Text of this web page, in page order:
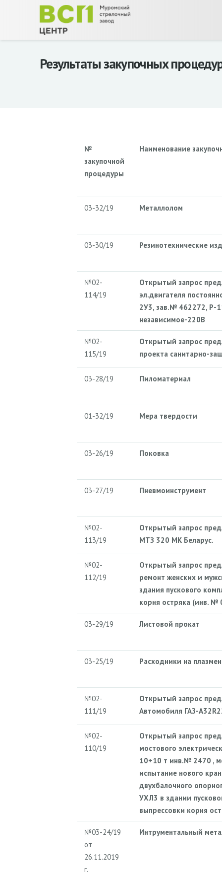
Результаты закупочных
№
закупочной
процедуры
Наименование
03-32/19 Металлолом
03-30/19 Резинотехнические
№02-
114/19
Открытый запрос
эл.двигателя
2У3, зав.№ 462272, Р-
независимое-220В
№02-
115/19
Открытый запрос
проекта санитарно-
03-28/19 Пиломатериал
01-32/19 Мера твердости
03-26/19 Поковка
03-27/19 Пневмоинструмент
№02-
113/19
Открытый запрос
МТЗ 320 МК Беларус.
№02-
112/19
Открытый запрос
ремонт женских и
здания пускового
корня остряка (инв.
03-29/19 Листовой прокат
03-25/19 Расходники на
№02-
111/19
Открытый запрос
Автомобиля ГАЗ-
№02-
110/19
Открытый запрос
мостового
10+10 т инв.№ 2470 ,
испытание нового
двухбалочного
УХЛ3 в здании
выпрессовки корня
№03-24/19
от
26.11.2019
г.
Интрументальный